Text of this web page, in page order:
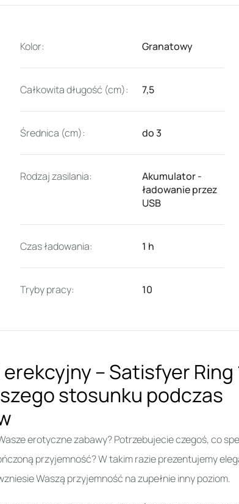
Kolor: Granatowy
Całkowita długość (cm): 7,5
Średnica (cm): do 3
Rodzaj zasilania:
Akumulator -
ładowanie przez
USB
Czas ładowania: 1 h
Tryby pracy: 10
– Satisfyer Ring
stosunku podczas
erotyczne zabawy? Potrzebujecie czegoś, co
przyjemność? W takim razie prezentujemy
Waszą przyjemność na zupełnie inny poziom.